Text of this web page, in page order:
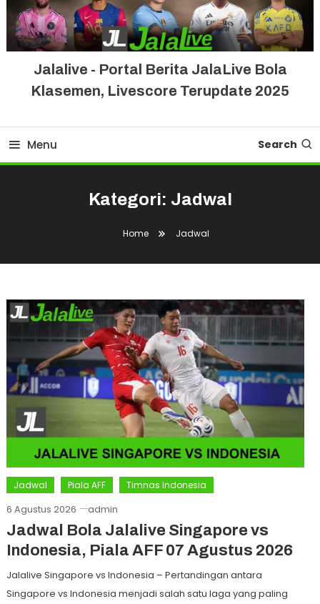
Jalalive - Portal Berita JalaLive Bola
Klasemen, Livescore Terupdate 2025
Menu Search
Kategori: Jadwal
Home Jadwal
Jadwal Piala AFF Timnas Indonesia
6 Agustus 2026 admin
Jadwal Bola Jalalive Singapore vs
Indonesia, Piala AFF 07 Agustus 2026
Jalalive Singapore vs Indonesia – Pertandingan antara
Singapore vs Indonesia menjadi salah satu laga yang paling